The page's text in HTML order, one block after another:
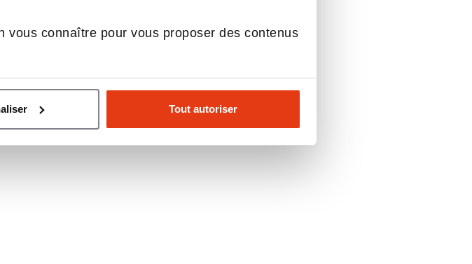
vous connaître pour vous proposer des contenus
Tout autoriser